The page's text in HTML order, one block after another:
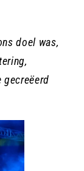
doel was,
gecreëerd